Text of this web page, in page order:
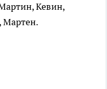
Кевин,
Мартен.